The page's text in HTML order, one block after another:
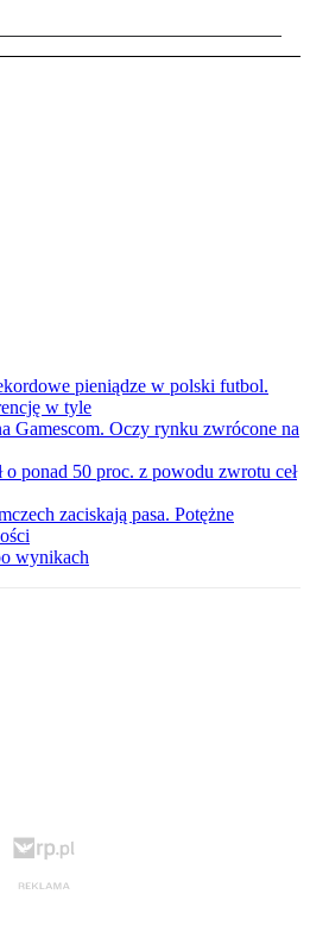
pieniądze w polski futbol.
w tyle
Gamescom. Oczy rynku zwrócone na
ponad 50 proc. z powodu zwrotu ceł
zaciskają pasa. Potężne
wynikach